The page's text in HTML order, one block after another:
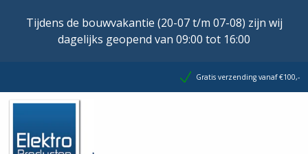
Tijdens de bouwvakantie (20-07 t/m 07-08) zijn wij
dagelijks geopend van 09:00 tot 16:00
Gratis verzending vanaf €100,-